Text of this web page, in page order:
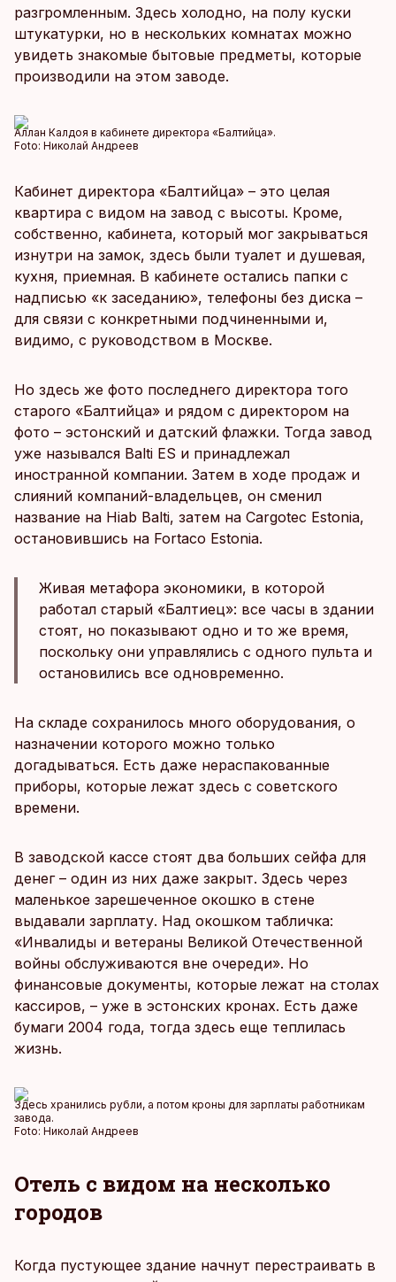
разгромленным. Здесь холодно, на полу куски
штукатурки, но в нескольких комнатах можно
увидеть знакомые бытовые предметы, которые
производили на этом заводе.
Аллан Калдоя в кабинете директора «Балтийца».
Foto: Николай Андреев
Кабинет директора «Балтийца» – это целая
квартира с видом на завод с высоты. Кроме,
собственно, кабинета, который мог закрываться
изнутри на замок, здесь были туалет и душевая,
кухня, приемная. В кабинете остались папки с
надписью «к заседанию», телефоны без диска –
для связи с конкретными подчиненными и,
видимо, с руководством в Москве.
Но здесь же фото последнего директора того
старого «Балтийца» и рядом с директором на
фото – эстонский и датский флажки. Тогда завод
уже назывался Balti ES и принадлежал
иностранной компании. Затем в ходе продаж и
слияний компаний-владельцев, он сменил
название на Hiab Balti, затем на Cargotec Estonia,
остановившись на Fortaco Estonia.
Живая метафора экономики, в которой
работал старый «Балтиец»: все часы в здании
стоят, но показывают одно и то же время,
поскольку они управлялись с одного пульта и
остановились все одновременно.
На складе сохранилось много оборудования, о
назначении которого можно только
догадываться. Есть даже нераспакованные
приборы, которые лежат здесь с советского
времени.
В заводской кассе стоят два больших сейфа для
денег – один из них даже закрыт. Здесь через
маленькое зарешеченное окошко в стене
выдавали зарплату. Над окошком табличка:
«Инвалиды и ветераны Великой Отечественной
войны обслуживаются вне очереди». Но
финансовые документы, которые лежат на столах
кассиров, – уже в эстонских кронах. Есть даже
бумаги 2004 года, тогда здесь еще теплилась
жизнь.
Здесь хранились рубли, а потом кроны для зарплаты работникам
завода.
Foto: Николай Андреев
Отель с видом на несколько
городов
Когда пустующее здание начнут перестраивать в